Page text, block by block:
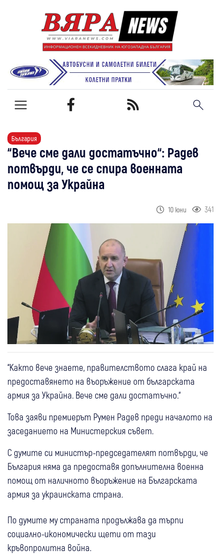
България
“Вече сме дали достатъчно“: Радев
потвърди, че се спира военната
помощ за Украйна
10 юни 341
“Както вече знаете, правителството слага край на
предоставянето на въоръжение от българската
армия за Украйна. Вече сме дали достатъчно.“
Това заяви премиерът Румен Радев преди началото на
заседанието на Министерския съвет.
С думите си министър-председателят потвърди, че
България няма да предоставя допълнителна военна
помощ от наличното въоръжение на Българската
армия за украинската страна.
По думите му страната продължава да търпи
социално-икономически щети от тази
кръвопролитна война.